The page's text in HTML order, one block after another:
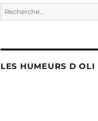
Recherche
pour :
LES HUMEURS D OLI